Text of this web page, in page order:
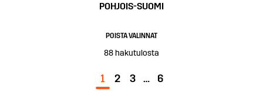
POHJOIS-SUOMI
POISTA VALINNAT
88hakutulosta
1 2 3 … 6